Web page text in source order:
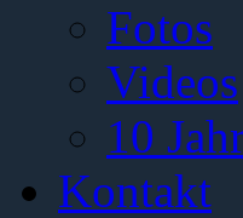
Fotos
Videos
10
Kontakt